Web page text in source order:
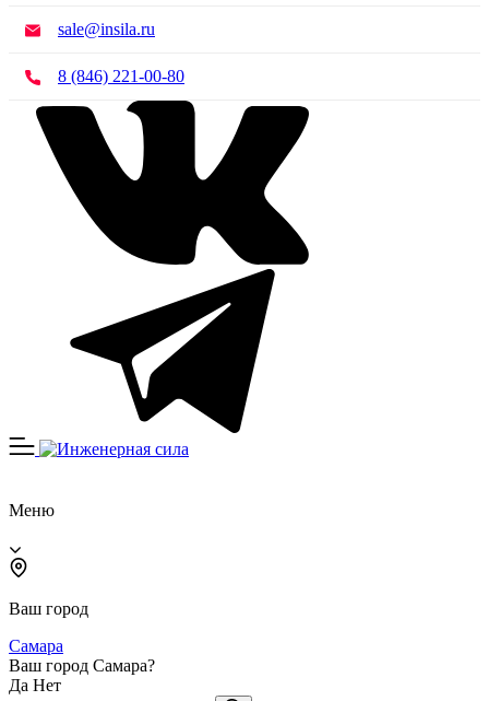
sale@insila.ru
8 (846) 221-00-80
Меню
Ваш город
Самара
Ваш город Самара?
Да Нет